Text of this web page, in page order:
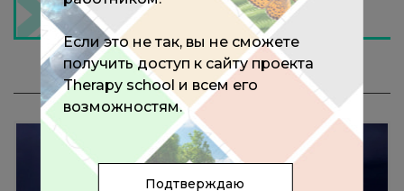
МЕРОПРИЯТИЯ С ЭКСПЕРТОМ
Если это не так, вы не сможете
получить доступ к сайту проекта
Therapy school и всем его
возможностям.
Подтверждаю